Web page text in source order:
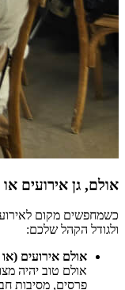
אולם, גן אירועים
כשמחפשים מקום לאירוע
ולגודל הקהל שלכם:
אולם אירועים
אולם טוב יהיה
פרסים, מסיבות